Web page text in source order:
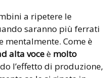
a ripetere le
saranno più ferrati
Come è
alta voceè molto
l’effetto di produzione,